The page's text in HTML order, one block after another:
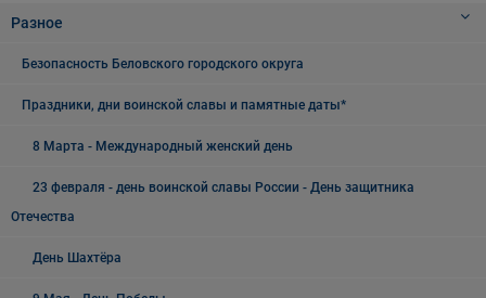
Разное
Безопасность Беловского городского округа
Праздники, дни воинской славы и памятные даты*
8 Марта - Международный женский день
23 февраля - день воинской славы России - День защитника
Отечества
День Шахтёра